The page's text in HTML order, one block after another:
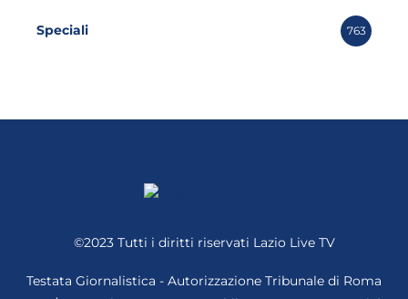
Speciali 763
©2023 Tutti i diritti riservati Lazio Live TV
Testata Giornalistica - Autorizzazione Tribunale di Roma